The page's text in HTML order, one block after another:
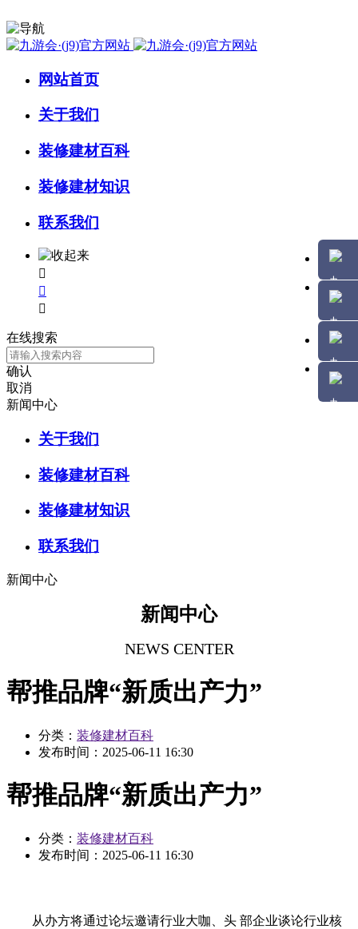
网站首页
关于我们
装修建材百科
装修建材知识
联系我们



在线搜索
确认
取消
新闻中心
关于我们
装修建材百科
装修建材知识
联系我们
新闻中心
新闻中心
NEWS CENTER
帮推品牌“新质出产力”
分类： 装修建材百科
发布时间： 2025-06-11 16:30
帮推品牌“新质出产力”
分类： 装修建材百科
发布时间： 2025-06-11 16:30
从办方将通过论坛邀请行业大咖、头 部企业谈论行业核